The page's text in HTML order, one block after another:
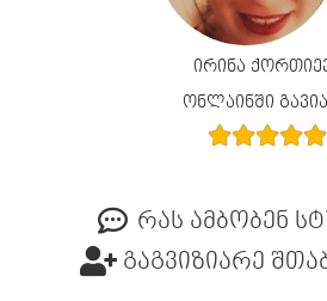
ირინა
ონლაინში
რას ამბობენ
გაგვიზიარე